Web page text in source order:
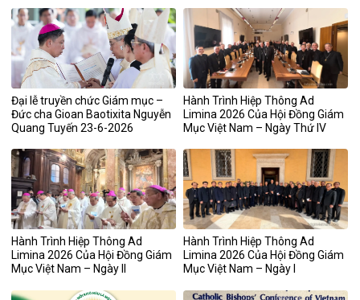
Đại lễ truyền chức Giám mục –
Đức cha Gioan Baotixita Nguyễn
Quang Tuyến 23-6-2026
Hành Trình Hiệp Thông Ad
Limina 2026 Của Hội Đồng Giám
Mục Việt Nam – Ngày Thứ IV
Hành Trình Hiệp Thông Ad
Limina 2026 Của Hội Đồng Giám
Mục Việt Nam – Ngày II
Hành Trình Hiệp Thông Ad
Limina 2026 Của Hội Đồng Giám
Mục Việt Nam – Ngày I